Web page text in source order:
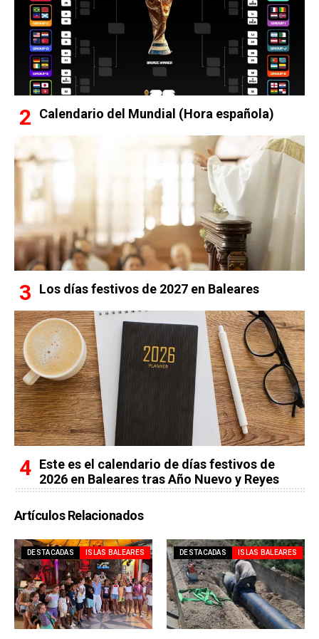
Calendario del Mundial (Hora española)
Los días festivos de 2027 en Baleares
Este es el calendario de días festivos de
2026 en Baleares tras Año Nuevo y Reyes
Artículos Relacionados
DESTACADAS ISLAS BALEARES DESTACADAS ISLAS BALEARES